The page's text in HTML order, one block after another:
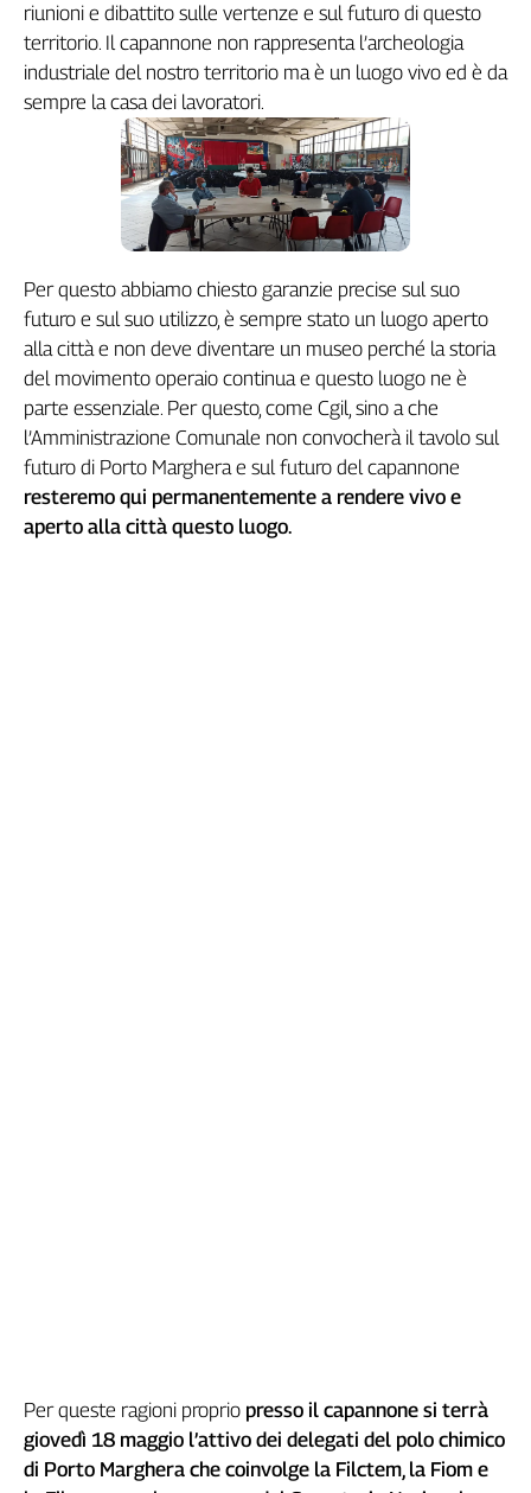
Territori
Abruzzo-
Romagna
Friuli
Venezia
Giulia
Lazio
Liguria
Lombardia
Marche
Piemonte
riunioni e dibattito sulle vertenze e sul futuro di questo
territorio. Il capannone non rappresenta l’archeologia
industriale del nostro territorio ma è un luogo vivo ed è da
sempre la casa dei lavoratori.
Per questo abbiamo chiesto garanzie precise sul suo
futuro e sul suo utilizzo, è sempre stato un luogo aperto
alla città e non deve diventare un museo perché la storia
del movimento operaio continua e questo luogo ne è
parte essenziale. Per questo, come Cgil, sino a che
l’Amministrazione Comunale non convocherà il tavolo sul
futuro di Porto Marghera e sul futuro del capannone
resteremo qui permanentemente a rendere vivo e
aperto alla città questo luogo.
Per queste ragioni proprio presso il capannone si terrà
giovedì 18 maggio l’attivo dei delegati del polo chimico
di Porto Marghera che coinvolge la Filctem, la Fiom e